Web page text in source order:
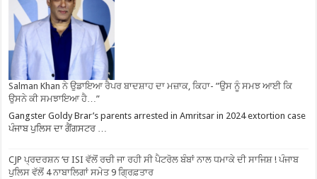
Salman Khan ਨੇ ਉਡਾਇਆ ਰੈਪਰ ਬਾਦਸ਼ਾਹ ਦਾ ਮਜ਼ਾਕ, ਕਿਹਾ- ”ਉਸ ਨੂੰ ਸਮਝ ਆਈ ਕਿ
ਉਸਨੇ ਕੀ ਸਮਝਾਇਆ ਹੈ…”
Gangster Goldy Brar’s parents arrested in Amritsar in 2024 extortion case
ਪੰਜਾਬ ਪੁਲਿਸ ਦਾ ਗੈਂਗਸਟਰ …
CJP ਪ੍ਰਦਰਸ਼ਨ ‘ਚ ISI ਵੱਲੋਂ ਰਚੀ ਜਾ ਰਹੀ ਸੀ ਪੈਟਰੋਲ ਬੰਬਾਂ ਨਾਲ ਧਮਾਕੇ ਦੀ ਸਾਜਿਸ਼ ! ਪੰਜਾਬ
ਪੁਲਿਸ ਵੱਲੋਂ 4 ਨਾਬਾਲਿਗਾਂ ਸਮੇਤ 9 ਗ੍ਰਿਫ਼ਤਾਰ